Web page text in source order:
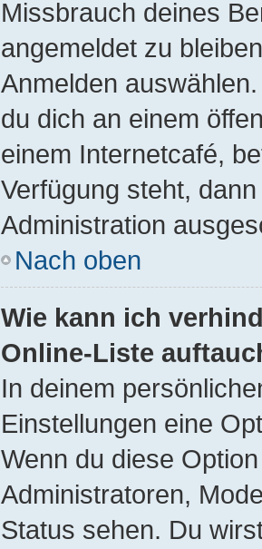
Missbrauch deines
angemeldet zu
Anmelden
du dich an einem
einem Internetcafé,
Verfügung steht,
Administration
Nach oben
Wie kann ich
Online-Liste
In deinem
Einstellungen eine
Wenn du diese
Administratoren,
Status sehen. Du